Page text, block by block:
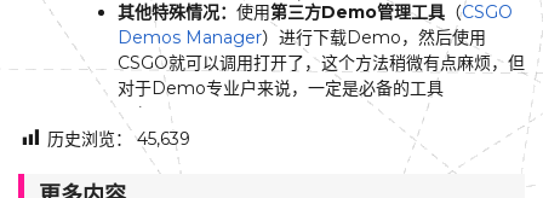
其他特殊情况： 使用第三方Demo管理工具 （CSGO
Demos Manager）进行下载Demo，然后使用
CSGO就可以调用打开了，这个方法稍微有点麻烦，但
对于Demo专业户来说，一定是必备的工具
历史浏览：45,639